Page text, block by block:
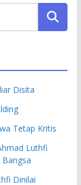
Disita
Tetap Kritis
Luthfi
Dinilai